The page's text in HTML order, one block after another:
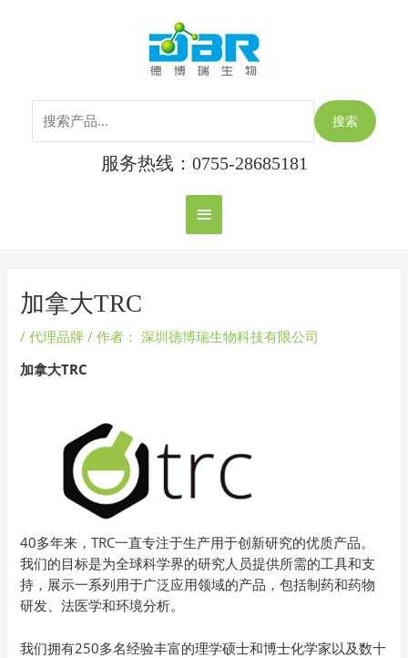
主
菜
单
搜索
服务热线：0755-28685181
加拿大TRC
/代理品牌 / 作者： 深圳德博瑞生物科技有限公司
加拿大TRC
40多年来，TRC一直专注于生产用于创新研究的优质产品。
我们的目标是为全球科学界的研究人员提供所需的工具和支
持，展示一系列用于广泛应用领域的产品，包括制药和药物
研发、法医学和环境分析。
我们拥有250多名经验丰富的理学硕士和博士化学家以及数十